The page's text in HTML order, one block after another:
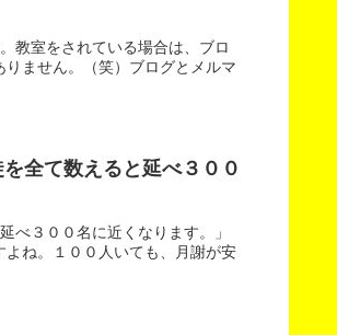
教室をされている場合は、ブロ
ません。（笑）ブログとメルマ
全て数えると延べ３００
３００名に近くなります。」
ね。１００人いても、月謝が安